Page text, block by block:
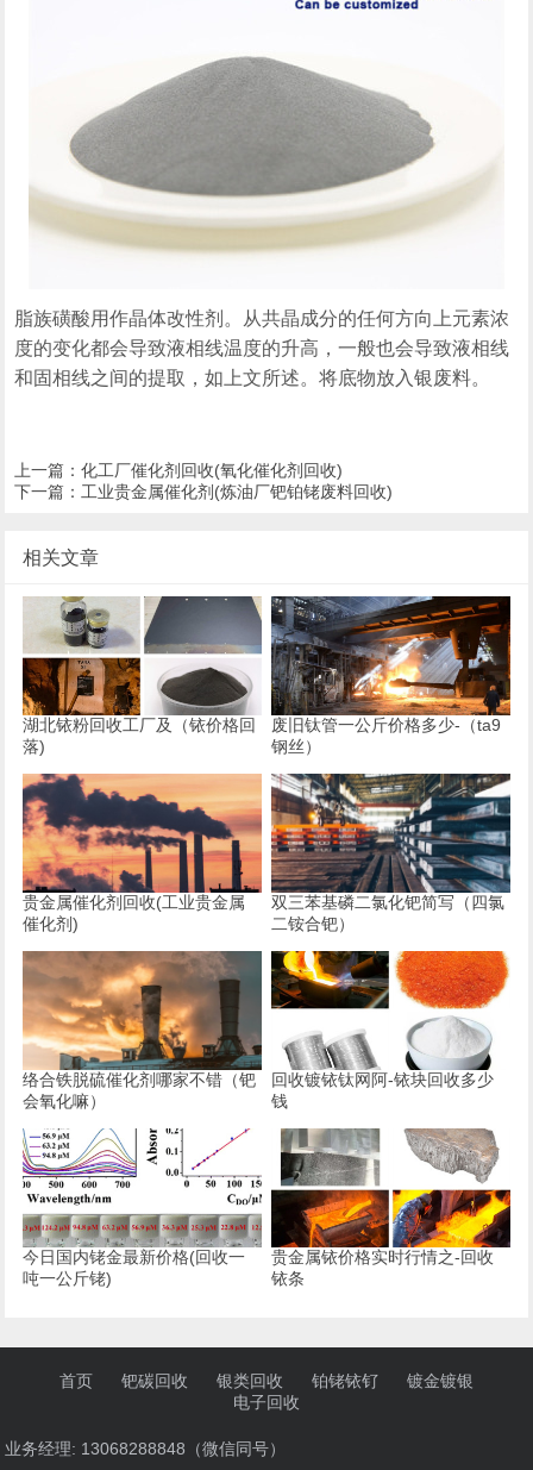
脂族磺酸用作晶体改性剂。从共晶成分的任何方向上元素浓
度的变化都会导致液相线温度的升高，一般也会导致液相线
和固相线之间的提取，如上文所述。将底物放入银废料。
上一篇：化工厂催化剂回收(氧化催化剂回收)
下一篇： 工业贵金属催化剂(炼油厂钯铂铑废料回收)
相关文章
湖北铱粉回收工厂及（铱价格回
落)
废旧钛管一公斤价格多少-（ta9
钢丝）
贵金属催化剂回收(工业贵金属
催化剂)
双三苯基磷二氯化钯简写（四氯
二铵合钯）
络合铁脱硫催化剂哪家不错（钯
会氧化嘛）
回收镀铱钛网阿-铱块回收多少
钱
今日国内铑金最新价格(回收一
吨一公斤铑)
贵金属铱价格实时行情之-回收
铱条
首页 钯碳回收 银类回收 铂铑铱钌
镀金镀银
电子回收
业务经理: 13068288848（微信同号）